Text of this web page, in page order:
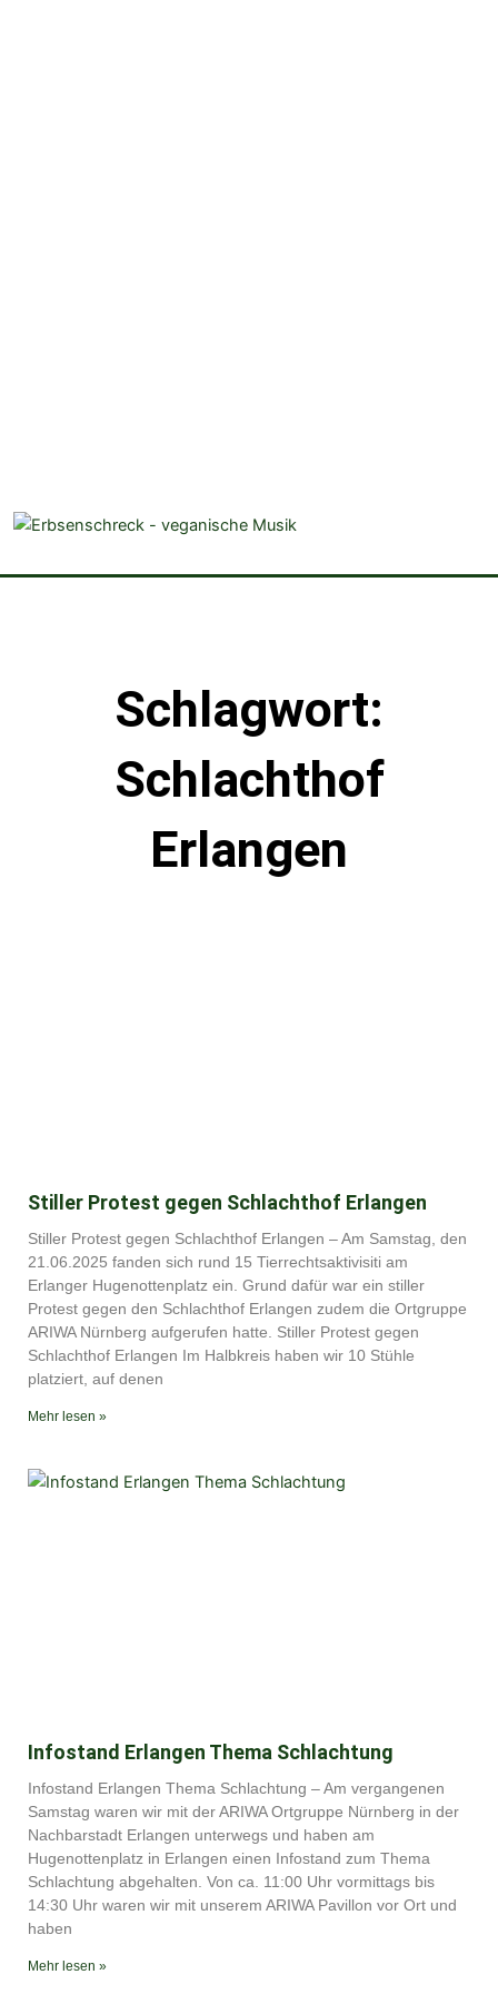
Schlagwort:
Schlachthof
Erlangen
Stiller Protest gegen Schlachthof Erlangen
Stiller Protest gegen Schlachthof Erlangen – Am Samstag, den
21.06.2025 fanden sich rund 15 Tierrechtsaktivisiti am
Erlanger Hugenottenplatz ein. Grund dafür war ein stiller
Protest gegen den Schlachthof Erlangen zudem die Ortgruppe
ARIWA Nürnberg aufgerufen hatte. Stiller Protest gegen
Schlachthof Erlangen Im Halbkreis haben wir 10 Stühle
platziert, auf denen
Mehr lesen »
Infostand Erlangen Thema Schlachtung
Infostand Erlangen Thema Schlachtung – Am vergangenen
Samstag waren wir mit der ARIWA Ortgruppe Nürnberg in der
Nachbarstadt Erlangen unterwegs und haben am
Hugenottenplatz in Erlangen einen Infostand zum Thema
Schlachtung abgehalten. Von ca. 11:00 Uhr vormittags bis
14:30 Uhr waren wir mit unserem ARIWA Pavillon vor Ort und
haben
Mehr lesen »